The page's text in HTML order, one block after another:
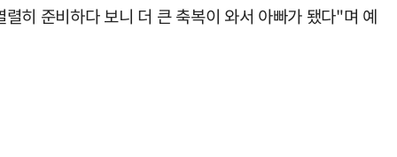
히 준비하다 보니 더 큰 축복이 와서 아빠가 됐다"며 예